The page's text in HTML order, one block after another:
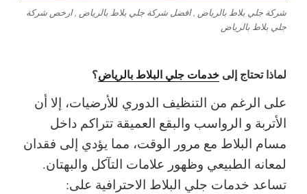
شركة جلي بلاط بالرياض , افضل شركة جلي بلاط بالرياض , ارخص شركة
جلي بلاط بالرياض
لماذا تحتاج إلى خدمات جلي البلاط بالرياض؟
على الرغم من التنظيف الدوري للأرضيات، إلا أن
الأتربة و الرواسب والبقع العميقة تتراكم داخل
مسام البلاط مع مرور الوقت، مما يؤدي إلى فقدان
لمعانه الطبيعي وظهور علامات التآكل والبهتان.
تساعد خدمات جلي البلاط الاحترافية على: